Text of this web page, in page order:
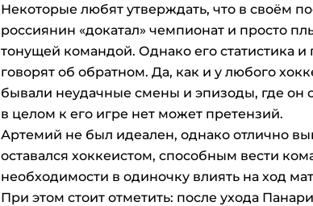
Некоторые любят утверждать, что в своём
россиянин «докатал» чемпионат и просто
тонущей командой. Однако его статистика
говорят об обратном. Да, как и у любого
бывали неудачные смены и эпизоды, где он
в целом к его игре нет может претензий.
Артемий не был идеален, однако отлично
оставался хоккеистом, способным вести
необходимости в одиночку влиять на ход
При этом стоит отметить: после ухода